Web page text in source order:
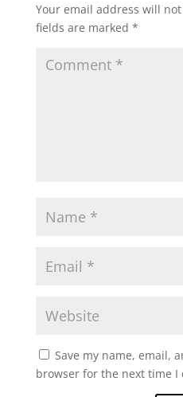
Your email address will
fields are marked *
Save my name, email,
browser for the next time I